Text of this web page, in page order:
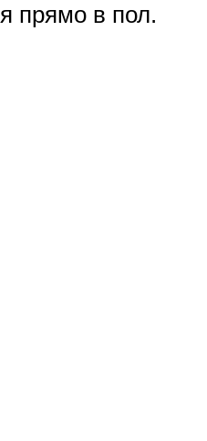
прямо в пол.